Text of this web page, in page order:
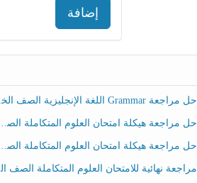
إضافة
حل مراجعة Grammar اللغة الإنجليزية الصف الخامس الفصل الثالث
حل مراجعة هيكلة امتحان العلوم المتكاملة الصف الخامس انسبير الفصل الثالث
حل مراجعة هيكلة امتحان العلوم المتكاملة الصف الخامس عام الفصل الثالث
مراجعة نهائية للامتحان العلوم المتكاملة الصف الخامس انسبير الفصل الثالث